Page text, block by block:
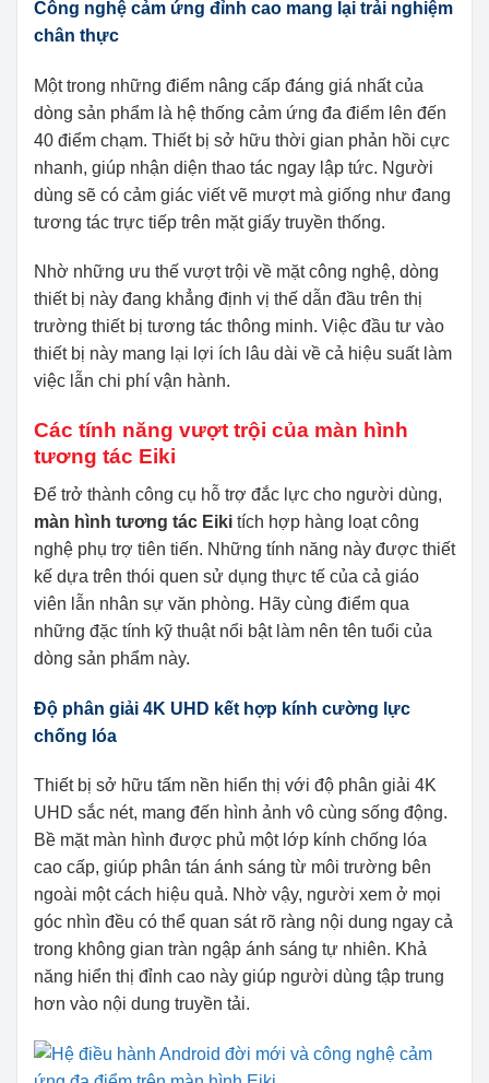
Công nghệ cảm ứng đỉnh cao mang lại trải nghiệm
chân thực
Một trong những điểm nâng cấp đáng giá nhất của
dòng sản phẩm là hệ thống cảm ứng đa điểm lên đến
40 điểm chạm. Thiết bị sở hữu thời gian phản hồi cực
nhanh, giúp nhận diện thao tác ngay lập tức. Người
dùng sẽ có cảm giác viết vẽ mượt mà giống như đang
tương tác trực tiếp trên mặt giấy truyền thống.
Nhờ những ưu thế vượt trội về mặt công nghệ, dòng
thiết bị này đang khẳng định vị thế dẫn đầu trên thị
trường thiết bị tương tác thông minh. Việc đầu tư vào
thiết bị này mang lại lợi ích lâu dài về cả hiệu suất làm
việc lẫn chi phí vận hành.
Các tính năng vượt trội của màn hình
tương tác Eiki
Để trở thành công cụ hỗ trợ đắc lực cho người dùng,
màn hình tương tác Eiki tích hợp hàng loạt công
nghệ phụ trợ tiên tiến. Những tính năng này được thiết
kế dựa trên thói quen sử dụng thực tế của cả giáo
viên lẫn nhân sự văn phòng. Hãy cùng điểm qua
những đặc tính kỹ thuật nổi bật làm nên tên tuổi của
dòng sản phẩm này.
Độ phân giải 4K UHD kết hợp kính cường lực
chống lóa
Thiết bị sở hữu tấm nền hiển thị với độ phân giải 4K
UHD sắc nét, mang đến hình ảnh vô cùng sống động.
Bề mặt màn hình được phủ một lớp kính chống lóa
cao cấp, giúp phân tán ánh sáng từ môi trường bên
ngoài một cách hiệu quả. Nhờ vậy, người xem ở mọi
góc nhìn đều có thể quan sát rõ ràng nội dung ngay cả
trong không gian tràn ngập ánh sáng tự nhiên. Khả
năng hiển thị đỉnh cao này giúp người dùng tập trung
hơn vào nội dung truyền tải.